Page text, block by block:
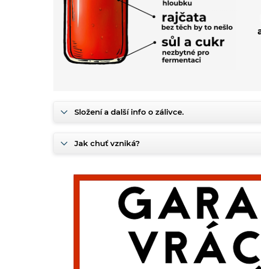
Složení a další info o zálivce.
Jak chuť vzniká?